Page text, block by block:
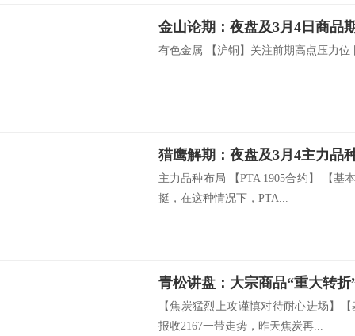
金山论期：夜盘及3月4日商品
有色金属 【沪铜】关注前期高点压力位
猎鹰解期：夜盘及3月4主力品
主力品种布局 【PTA 1905合约】 【基
挺，在这种情况下，PTA...
青松讲盘：大宗商品“重大
【焦炭猛烈上攻谨慎对待耐心进场】
报收2167一带走势，昨天焦炭再...